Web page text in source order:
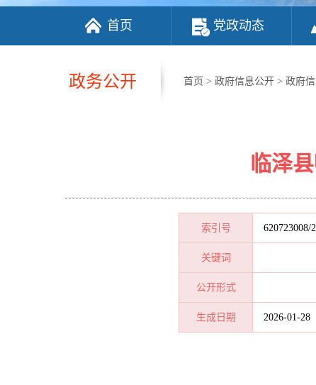
首页 党政动态
政务公开 首页 > 政府信息公开 > 政府
临泽
索引号 620723008/
关键词
公开形式
生成日期 2026-01-28